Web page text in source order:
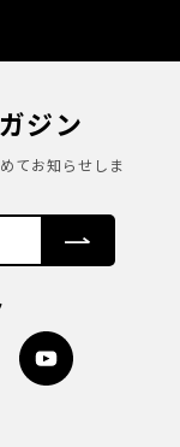
ジン
てお知らせしま